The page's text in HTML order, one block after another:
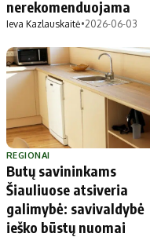
nerekomenduojama
Ieva Kazlauskaitė•2026-06-03
REGIONAI
Butų savininkams
Šiauliuose atsiveria
galimybė: savivaldybė
ieško būstų nuomai